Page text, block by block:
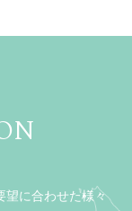
望に合わせた様々